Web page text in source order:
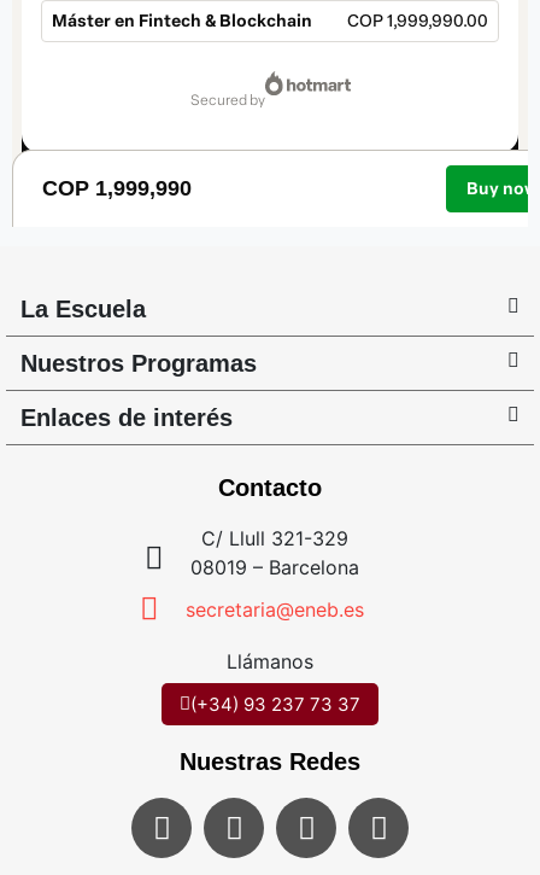
La Escuela
Nuestros Programas
Enlaces de interés
Contacto
C/ Llull 321-329
08019 – Barcelona
secretaria@eneb.es
Llámanos
(+34) 93 237 73 37
Nuestras Redes